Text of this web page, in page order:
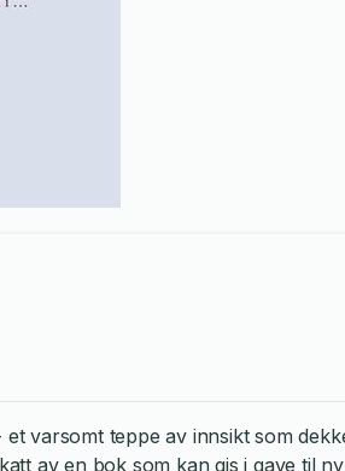
varsomt teppe av innsikt som
av en bok som kan gis i gave til